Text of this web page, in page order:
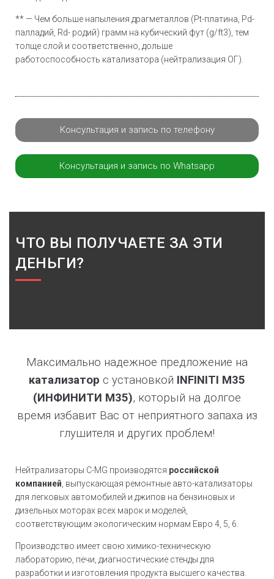
** — Чем больше напыления драгметаллов (Pt-платина, Pd-
палладий, Rd- родий) грамм на кубический фут (g/ft3), тем
толще слой и соответственно, дольше
работоспособность катализатора (нейтрализация ОГ).
Консультация и запись по телефону
Консультация и запись по Whatsapp
ЧТО ВЫ ПОЛУЧАЕТЕ ЗА ЭТИ
ДЕНЬГИ?
Максимально надежное предложение на
катализатор с установкой INFINITI M35
(ИНФИНИТИ М35), который на долгое
время избавит Вас от неприятного запаха из
глушителя и других проблем!
Нейтрализаторы C-MG производятся российской
компанией , выпускающая ремонтные авто-катализаторы
для легковых автомобилей и джипов на бензиновых и
дизельных моторах всех марок и моделей,
соответствующим экологическим нормам Евро 4, 5, 6.
Производство имеет свою химико-техническую
лабораторию, печи, диагностические стенды для
разработки и изготовления продукта высшего качества.